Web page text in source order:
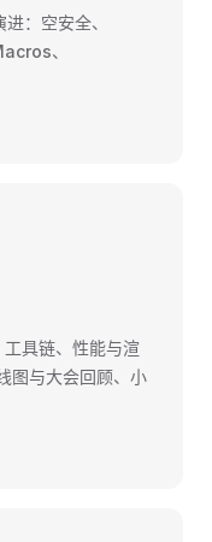
：空安全、
、
具链、性能与渲
图与大会回顾、小